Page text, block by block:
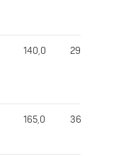
140,0 295,0
165,0 367,5